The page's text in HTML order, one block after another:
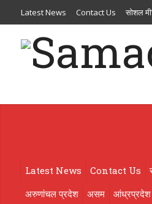
Latest News Contact Us सोशल
आंध्रप्रदेश
मणिपुर मध्य प्रदेश मिज़ोरम
Latest News Contact Us
अरुणांचल प्रदेश
असम आंध्रप्रदेश